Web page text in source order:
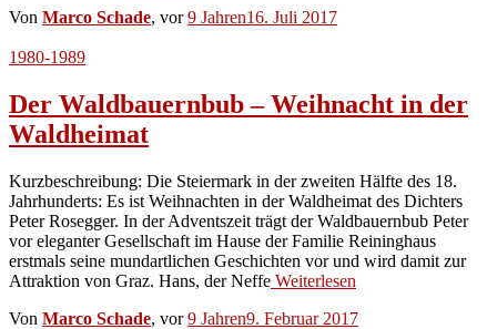
Von Marco Schade, vor9 Jahren16. Juli 2017
1980-1989
Der Waldbauernbub – Weihnacht in der
Waldheimat
Kurzbeschreibung: Die Steiermark in der zweiten Hälfte des 18.
Jahrhunderts: Es ist Weihnachten in der Waldheimat des Dichters
Peter Rosegger. In der Adventszeit trägt der Waldbauernbub Peter
vor eleganter Gesellschaft im Hause der Familie Reininghaus
erstmals seine mundartlichen Geschichten vor und wird damit zur
Attraktion von Graz. Hans, der Neffe Weiterlesen
Von Marco Schade, vor9 Jahren9. Februar 2017